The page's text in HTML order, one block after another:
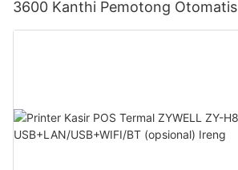
3600 Kanthi Pemotong Otomatis